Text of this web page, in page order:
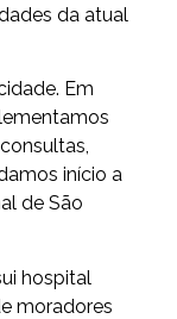
da atual
Em
início a
de São
hospital
moradores